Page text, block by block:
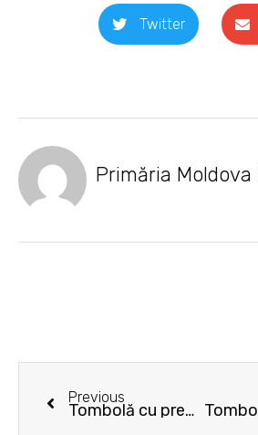
Twitter
Primăria Moldova
Prev
Previous
Tombolă cu premii de Ziua Reciclării la Moldova Nouă!